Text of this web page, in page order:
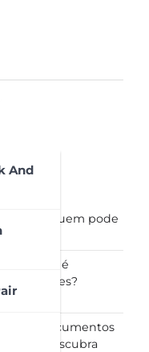
And
que é e quem pode
de firma é
traduções?
meus documentos
Descubra